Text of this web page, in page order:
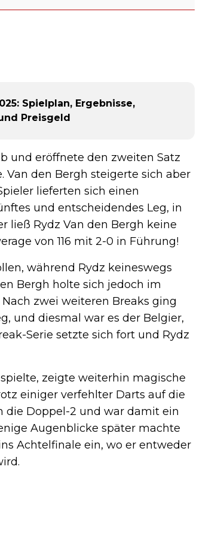
Spielplan, Ergebnisse,
Preisgeld
und eröffnete den zweiten Satz
Van den Bergh steigerte sich aber
lieferten sich einen
und entscheidendes Leg, in
ließ Rydz Van den Bergh keine
von 116 mit 2-0 in Führung!
während Rydz keineswegs
Bergh holte sich jedoch im
zwei weiteren Breaks ging
und diesmal war es der Belgier,
Serie setzte sich fort und Rydz
zeigte weiterhin magische
einiger verfehlter Darts auf die
die Doppel-2 und war damit ein
Augenblicke später machte
Achtelfinale ein, wo er entweder